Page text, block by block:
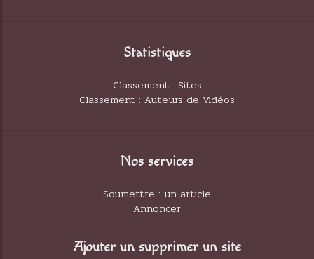
Statistiques
Classement : Sites
Classement : Auteurs de Vidéos
Nos services
Soumettre : un article
Annoncer
Ajouter un supprimer un site